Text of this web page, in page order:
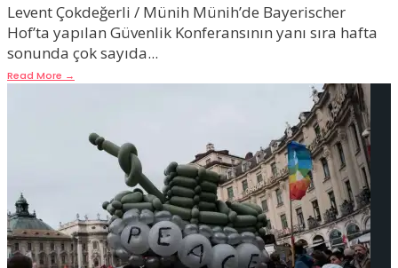
Levent Çokdeğerli / Münih Münih’de Bayerischer
Hof’ta yapılan Güvenlik Konferansının yanı sıra hafta
sonunda çok sayıda...
Read More →